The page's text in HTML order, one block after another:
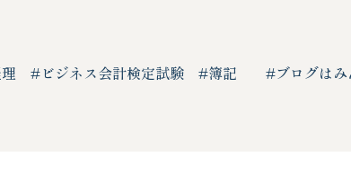
#ビジネス会計検定試験 #簿記 #ブログはみ